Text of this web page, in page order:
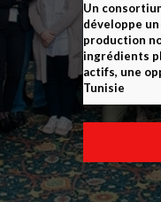
Un
développe
production
ingrédients
actifs, une
Tunisie